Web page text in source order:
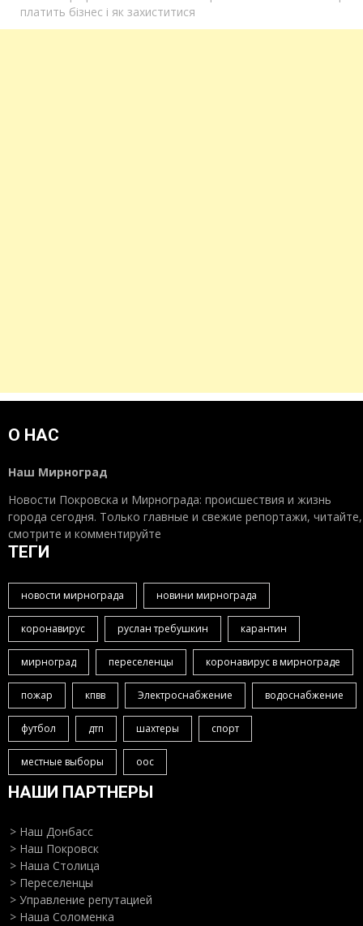
платить бізнес і як захиститися
О НАС
Наш Мирноград
Новости Покровска и Мирнограда: происшествия и жизнь
города сегодня. Только главные и свежие репортажи, читайте,
смотрите и комментируйте
ТЕГИ
новости мирнограда новини мирнограда
коронавирус руслан требушкин карантин
мирноград переселенцы коронавирус в мирнограде
пожар кпвв Электроснабжение водоснабжение
футбол дтп шахтеры спорт
местные выборы оос
НАШИ ПАРТНЕРЫ
> Наш Донбасс
> Наш Покровск
> Наша Столица
> Переселенцы
> Управление репутацией
> Наша Соломенка